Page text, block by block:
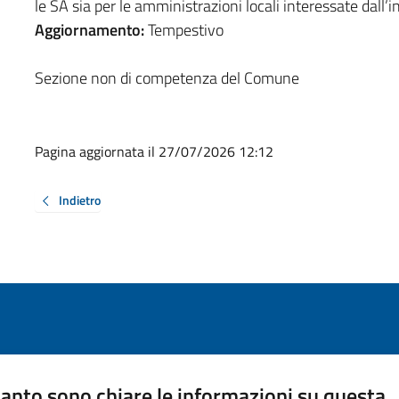
le SA sia per le amministrazioni locali interessate
Aggiornamento:Tempestivo
Sezione non di competenza del Comune
Pagina aggiornata il 27/07/2026 12:12
Indietro